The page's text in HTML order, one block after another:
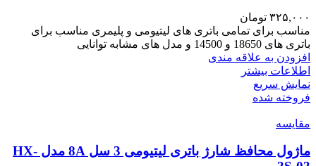
۳۲۵,۰۰۰ تومان
مناسب برای تمامی باتری های لیتیومی و پلیمری مناسب برای
باتری های 18650 و 14500 و مدل های مشابه توانایی
افزودن به علاقه مندی
اطلاعات بیشتر
نمایش سریع
فروخته شده
مقايسه
ماژول محافظ شارژ باتری لیتیومی 3 سل 8A مدل HX-